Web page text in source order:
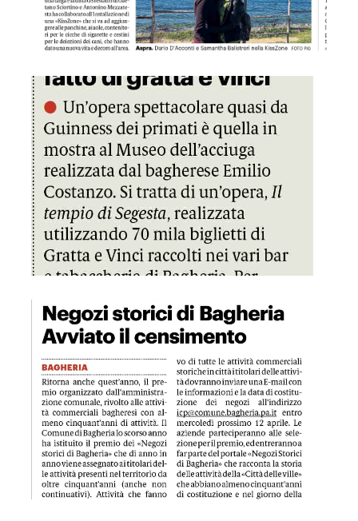
GDS 11/04/2023 In mostra un tempio fatto di gratta e vinci
GDS 09/04/ 2023 Negozi storici di Bagheria